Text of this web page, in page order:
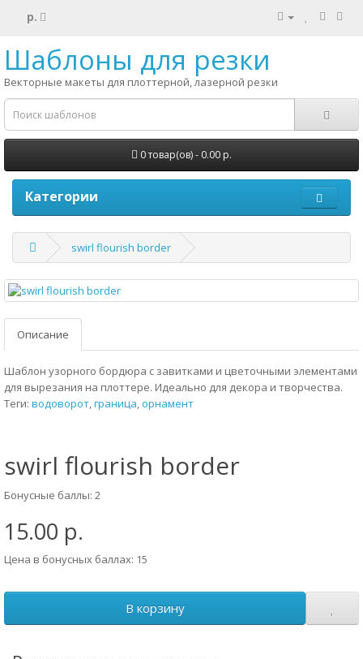
р.
Шаблоны для резки
Векторные макеты для плоттерной, лазерной резки
0 товар(ов) - 0.00 р.
Категории
swirl flourish border
Описание
Шаблон узорного бордюра с завитками и цветочными элементами
для вырезания на плоттере. Идеально для декора и творчества.
Теги: водоворот,граница,орнамент
swirl flourish border
Бонусные баллы: 2
15.00 р.
Цена в бонусных баллах: 15
В корзину